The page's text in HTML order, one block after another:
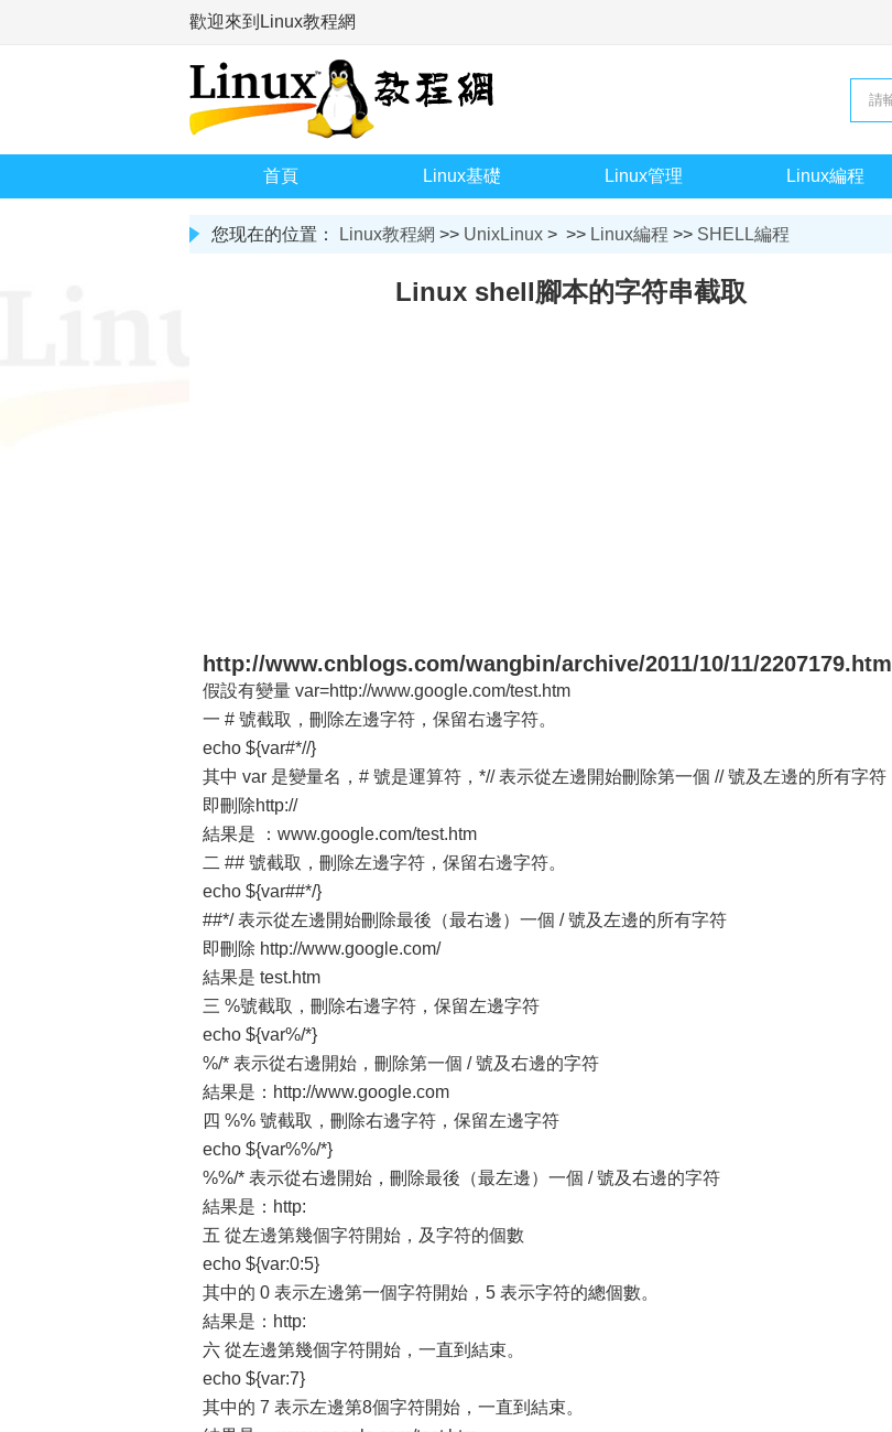
歡迎來到Linux教程網
首頁 Linux基礎 Linux管理 Linux編程
您现在的位置： Linux教程網 >> UnixLinux > >> Linux編程 >> SHELL編程
Linux shell腳本的字符串截取
http://www.cnblogs.com/wangbin/archive/2011/10/11/2207179.html
假設有變量 var=http://www.google.com/test.htm
一 # 號截取，刪除左邊字符，保留右邊字符。
echo ${var#*//}
其中 var 是變量名，# 號是運算符，*// 表示從左邊開始刪除第一個 // 號及左邊的所有字符
即刪除http://
結果是 ：www.google.com/test.htm
二 ## 號截取，刪除左邊字符，保留右邊字符。
echo ${var##*/}
##*/ 表示從左邊開始刪除最後（最右邊）一個 / 號及左邊的所有字符
即刪除 http://www.google.com/
結果是 test.htm
三 %號截取，刪除右邊字符，保留左邊字符
echo ${var%/*}
%/* 表示從右邊開始，刪除第一個 / 號及右邊的字符
結果是：http://www.google.com
四 %% 號截取，刪除右邊字符，保留左邊字符
echo ${var%%/*}
%%/* 表示從右邊開始，刪除最後（最左邊）一個 / 號及右邊的字符
結果是：http:
五 從左邊第幾個字符開始，及字符的個數
echo ${var:0:5}
其中的 0 表示左邊第一個字符開始，5 表示字符的總個數。
結果是：http:
六 從左邊第幾個字符開始，一直到結束。
echo ${var:7}
其中的 7 表示左邊第8個字符開始，一直到結束。